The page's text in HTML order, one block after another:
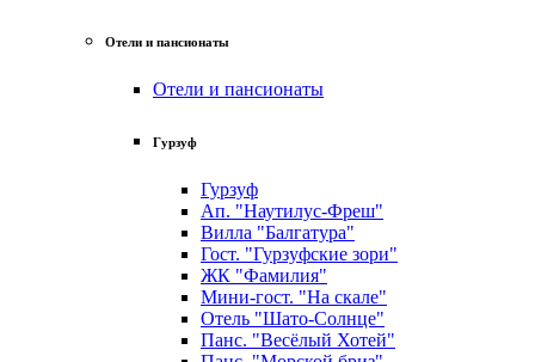
Отели и пансионаты
Отели и пансионаты
Гурзуф
Гурзуф
Ап. "Наутилус-Фреш"
Вилла "Балгатура"
Гост. "Гурзуфские зори"
ЖК "Фамилия"
Мини-гост. "На скале"
Отель "Шато-Солнце"
Панс. "Весёлый Хотей"